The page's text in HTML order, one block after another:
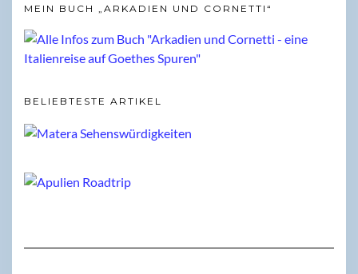
MEIN BUCH „ARKADIEN UND CORNETTI“
BELIEBTESTE ARTIKEL